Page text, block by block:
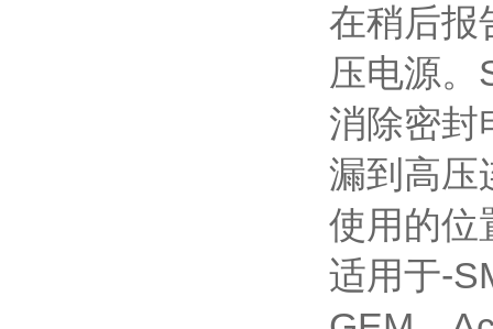
在稍后报
压电源。
消除密封
漏到高压
使用的位
适用于-